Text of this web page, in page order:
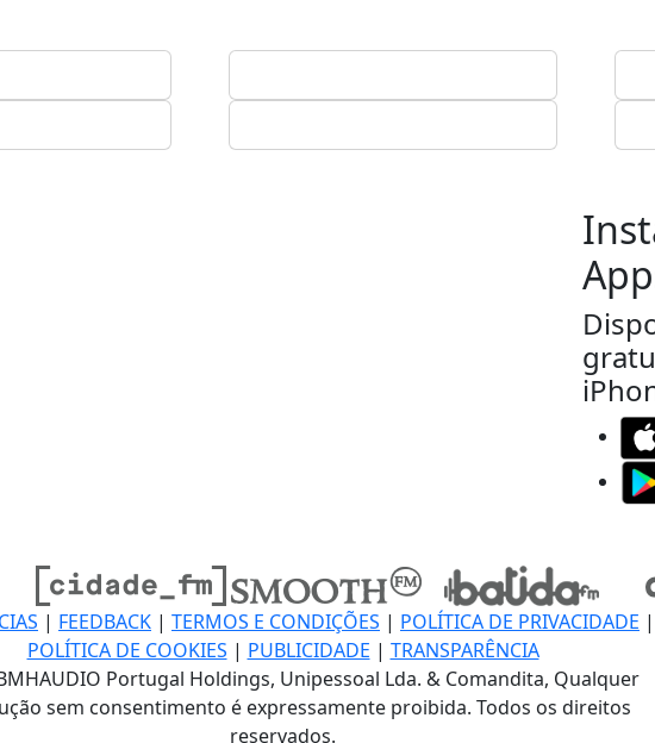
| FEEDBACK | TERMOS E CONDIÇÕES | POLÍTICA DE PRIVACIDADE |
POLÍTICA DE COOKIES | PUBLICIDADE | TRANSPARÊNCIA
Portugal Holdings, Unipessoal Lda. & Comandita, Qualquer
sem consentimento é expressamente proibida. Todos os direitos
reservados.